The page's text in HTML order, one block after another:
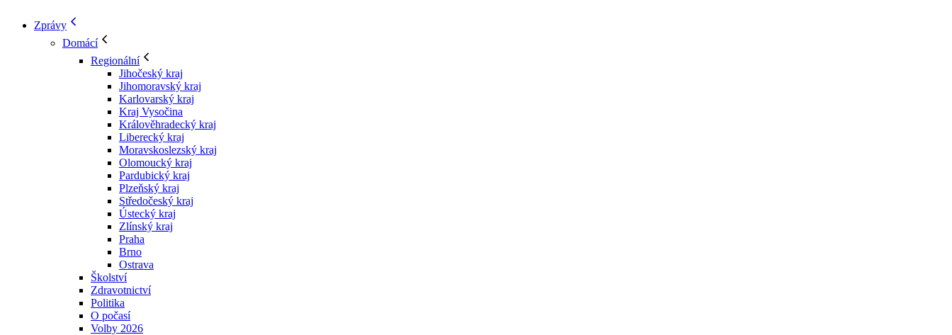
Zprávy
Domácí
Regionální
Jihočeský kraj
Jihomoravský kraj
Karlovarský kraj
Kraj Vysočina
Králověhradecký kraj
Liberecký kraj
Moravskoslezský kraj
Olomoucký kraj
Pardubický kraj
Plzeňský kraj
Středočeský kraj
Ústecký kraj
Zlínský kraj
Praha
Brno
Ostrava
Školství
Zdravotnictví
Politika
O počasí
Volby 2026